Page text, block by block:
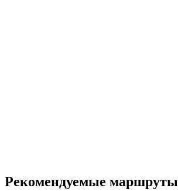
Рекомендуемые маршруты